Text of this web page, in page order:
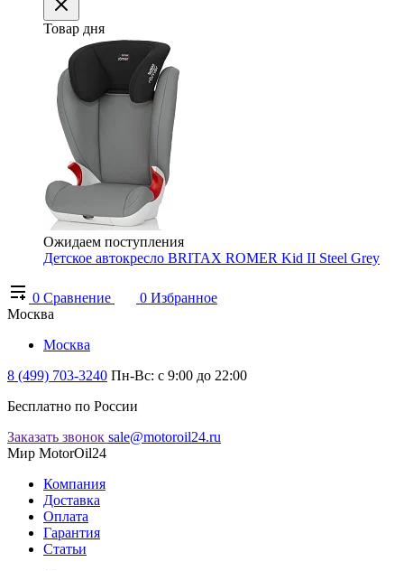
Товар дня
Ожидаем поступления
Детское автокресло BRITAX ROMER Kid II Steel Grey
0 Сравнение 0 Избранное
Москва
Москва
8 (499) 703-3240 Пн-Вс: с 9:00 до 22:00
Бесплатно по России
Заказать звонок sale@motoroil24.ru
Мир MotorOil24
Компания
Доставка
Оплата
Гарантия
Статьи